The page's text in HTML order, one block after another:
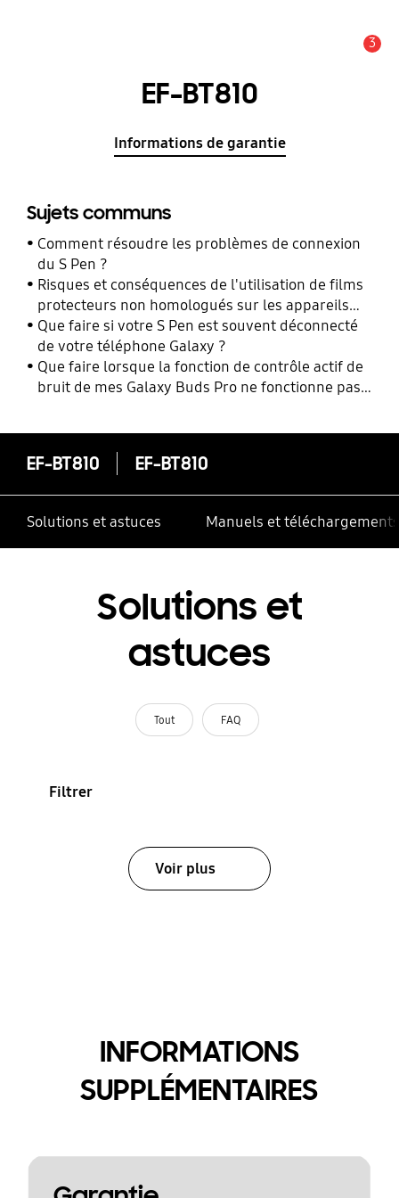
3
EF-BT810
Informations de garantie
Sujets communs
Comment résoudre les problèmes de connexion
du S Pen ?
Risques et conséquences de l'utilisation de films
protecteurs non homologués sur les appareils
mobiles Samsung Galaxy
Que faire si votre S Pen est souvent déconnecté
de votre téléphone Galaxy ?
Que faire lorsque la fonction de contrôle actif de
bruit de mes Galaxy Buds Pro ne fonctionne pas
EF-BT810 EF-BT810
Solutions et astuces Manuels et téléchargements
Solutions et
astuces
Tout FAQ
Filtrer
Voir plus
INFORMATIONS
SUPPLÉMENTAIRES